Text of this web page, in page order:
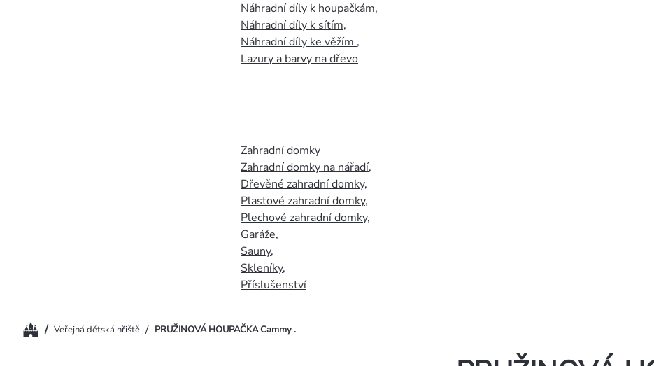
Náhradní díly k houpačkám,
Náhradní díly k sítím,
Náhradní díly ke věžím ,
Lazury a barvy na dřevo
Zahradní domky
Zahradní domky na nářadí,
Dřevěné zahradní domky,
Plastové zahradní domky,
Plechové zahradní domky,
Garáže,
Sauny,
Skleníky,
Příslušenství
Domů/ Veřejná dětská hřiště / PRUŽINOVÁ HOUPAČKA Cammy .